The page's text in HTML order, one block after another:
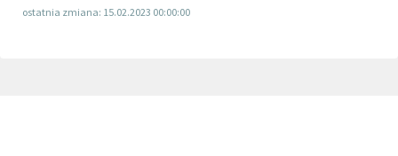
ostatnia zmiana: 15.02.2023 00:00:00